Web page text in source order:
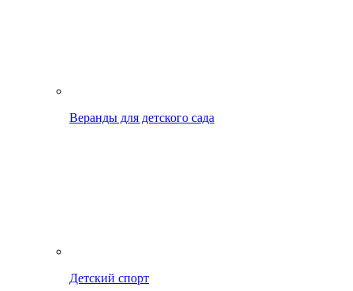
Веранды для детского сада
Детский спорт